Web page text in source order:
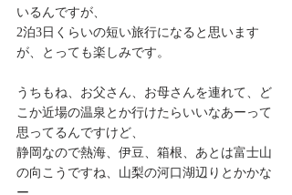
いるんですが、
2泊3日くらいの短い旅行になると思います
が、とっても楽しみです。
うちもね、お父さん、お母さんを連れて、ど
こか近場の温泉とか行けたらいいなあーって
思ってるんですけど、
静岡なので熱海、伊豆、箱根、あとは富士山
の向こうですね、山梨の河口湖辺りとかかな